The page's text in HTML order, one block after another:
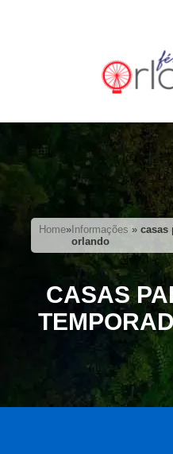
Home» Informações »casas
orlando
CASAS